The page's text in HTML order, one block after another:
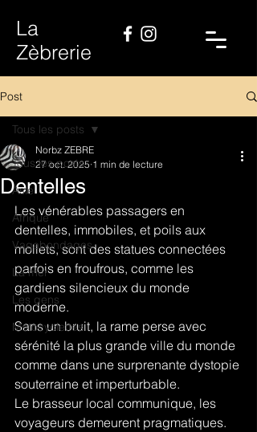
La
Zèbrerie
Post
Tous les posts
Asie
Afrique
Vagabondages
La mer
Les gens
Motocyclettes
Tous les posts
Dentelles
Norbz ZEBRE
27 oct. 2025 1 min de lecture
Les vénérables passagers en
dentelles, immobiles, et poils aux
mollets, sont des statues connectées
parfois en froufrous, comme les
gardiens silencieux du monde
moderne.
Sans un bruit, la rame perse avec
sérénité la plus grande ville du monde
comme dans une surprenante dystopie
souterraine et imperturbable.
Le brasseur local communique, les
voyageurs demeurent pragmatiques.